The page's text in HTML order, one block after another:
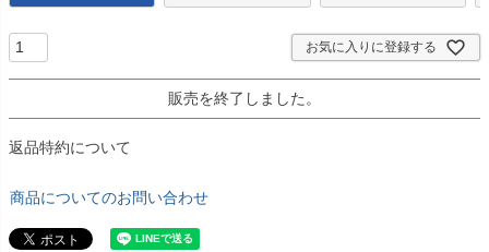
お気に入りに登録する
販売を終了しました。
返品特約について
商品についてのお問い合わせ